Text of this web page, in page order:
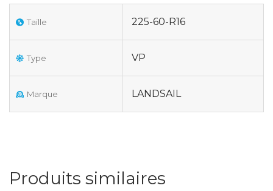
Taille 225-60-R16
Type VP
Marque LANDSAIL
Produits similaires